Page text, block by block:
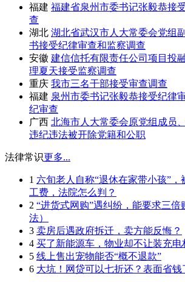
福建 福建省泉州市委书记张毅恭接
查
湖北 湖北省武汉市人大常委会党组
书接受纪律审查和监察调查
安徽 建信信托有限责任公司项目投
理夏天接受监察调查
重庆 我市三名干部接受审查调查
福建 泉州市委书记张毅恭接受纪律
纪审查
广西 北海市人大常委会原党组成员
违纪违法被开除党籍和公职
法律常识更多...
1 六旬老人自称“退休在家带小孩”，
工费，法院怎么判？
2 “进货式网购”遇纠纷，能要求三倍
法）
3 卖房后遇政府拆迁，卖方能反悔？
4 买了新能源车，物业却不让装充电
5 线上售出宠物能否“概不退款”
6 大坑！网贷可以七折还？表面省